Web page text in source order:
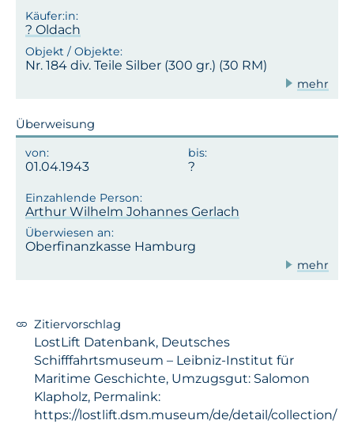
? Oldach
Nr. 184 div. Teile Silber (300 gr.) (30 RM)
mehr
Überweisung
01.04.1943
Arthur Wilhelm Johannes Gerlach
Oberfinanzkasse Hamburg
mehr
Zitiervorschlag
LostLift Datenbank, Deutsches
Schifffahrtsmuseum – Leibniz-Institut für
Maritime Geschichte, Umzugsgut: Salomon
Klapholz, Permalink:
https://lostlift.dsm.museum/de/detail/collection/